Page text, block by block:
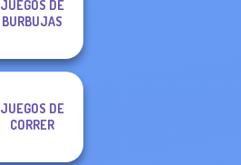
JUEGOS DE
BURBUJAS
JUEGOS DE
CORRER